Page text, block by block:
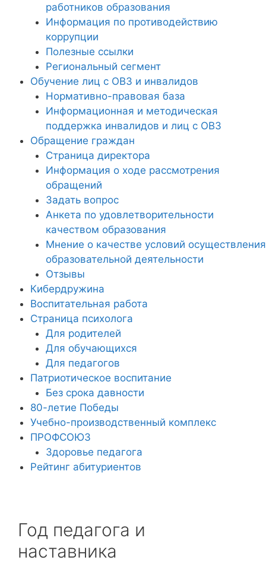
работников образования
Информация по противодействию
коррупции
Полезные ссылки
Региональный сегмент
Обучение лиц с ОВЗ и инвалидов
Нормативно-правовая база
Информационная и методическая
поддержка инвалидов и лиц с ОВЗ
Обращение граждан
Страница директора
Информация о ходе рассмотрения
обращений
Задать вопрос
Анкета по удовлетворительности
качеством образования
Мнение о качестве условий осуществления
образовательной деятельности
Отзывы
Кибердружина
Воспитательная работа
Страница психолога
Для родителей
Для обучающихся
Для педагогов
Патриотическое воспитание
Без срока давности
80-летие Победы
Учебно-производственный комплекс
ПРОФСОЮЗ
Здоровье педагога
Рейтинг абитуриентов
Год педагога и
наставника